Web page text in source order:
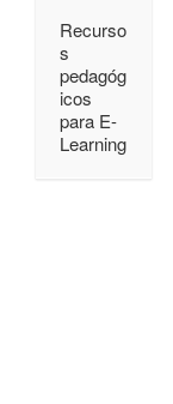
Recurso
s
pedagóg
icos
para E-
Learning